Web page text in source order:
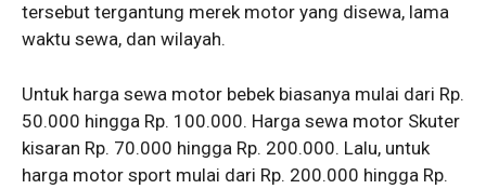
tersebut tergantung merek motor yang disewa, lama
waktu sewa, dan wilayah.
Untuk harga sewa motor bebek biasanya mulai dari Rp.
50.000 hingga Rp. 100.000. Harga sewa motor Skuter
kisaran Rp. 70.000 hingga Rp. 200.000. Lalu, untuk
harga motor sport mulai dari Rp. 200.000 hingga Rp.